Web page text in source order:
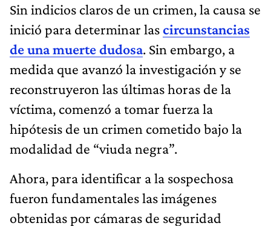
Sin indicios claros de un crimen, la causa se
inició para determinar lascircunstancias
de una muerte dudosa. Sin embargo, a
medida que avanzó la investigación y se
reconstruyeron las últimas horas de la
víctima, comenzó a tomar fuerza la
hipótesis de un crimen cometido bajo la
modalidad de “viuda negra”.
Ahora, para identificar a la sospechosa
fueron fundamentales las imágenes
obtenidas por cámaras de seguridad